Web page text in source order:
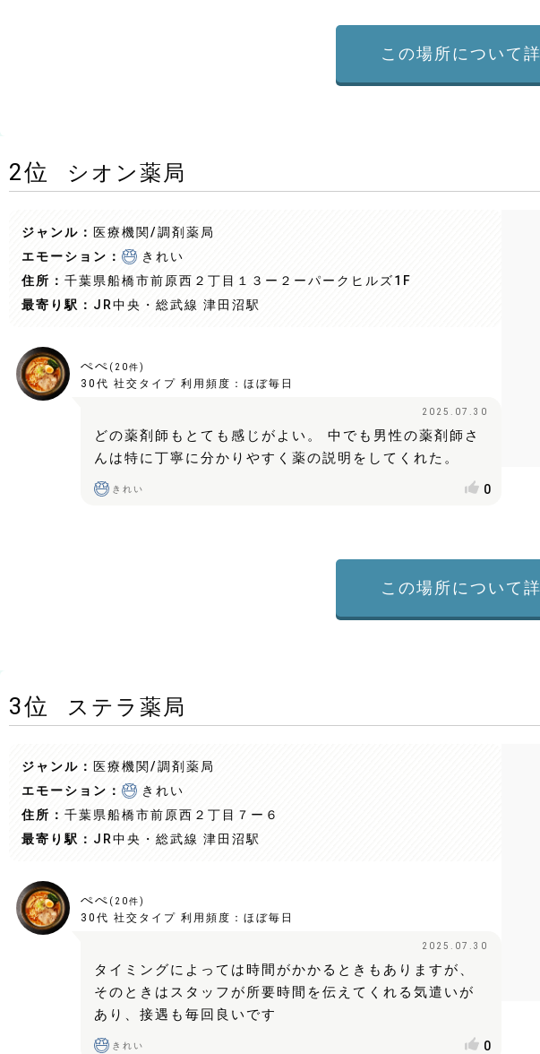
この場所について
2位 シオン薬局
ジャンル： 医療機関/調剤薬局
エモーション：
きれい
住所： 千葉県船橋市前原西２丁目１３ー２ーパークヒルズ1F
最寄り駅： JR中央・総武線 津田沼駅
ぺぺ ( 20件)
30代 社交タイプ 利用頻度： ほぼ毎日
2025.07.30
どの薬剤師もとても感じがよい。 中でも男性の薬剤師さ
んは特に丁寧に分かりやすく薬の説明をしてくれた。
きれい 0
この場所について
3位 ステラ薬局
ジャンル： 医療機関/調剤薬局
エモーション：
きれい
住所： 千葉県船橋市前原西２丁目７ー６
最寄り駅： JR中央・総武線 津田沼駅
ぺぺ ( 20件)
30代 社交タイプ 利用頻度： ほぼ毎日
2025.07.30
タイミングによっては時間がかかるときもありますが、
そのときはスタッフが所要時間を伝えてくれる気遣いが
あり、接遇も毎回良いです
きれい 0